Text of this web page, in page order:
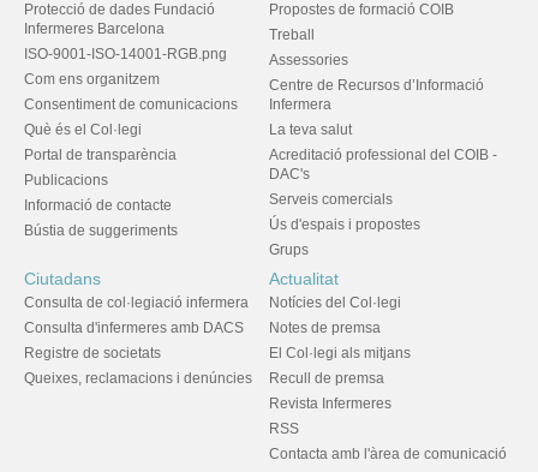
Protecció de dades Fundació
Infermeres Barcelona
ISO-9001-ISO-14001-RGB.png
Com ens organitzem
Consentiment de comunicacions
Què és el Col·legi
Portal de transparència
Publicacions
Informació de contacte
Bústia de suggeriments
Propostes de formació COIB
Treball
Assessories
Centre de Recursos d’Informació
Infermera
La teva salut
Acreditació professional del COIB -
DAC's
Serveis comercials
Ús d'espais i propostes
Grups
Ciutadans
Consulta de col·legiació infermera
Consulta d'infermeres amb DACS
Registre de societats
Queixes, reclamacions i denúncies
Actualitat
Notícies del Col·legi
Notes de premsa
El Col·legi als mitjans
Recull de premsa
Revista Infermeres
RSS
Contacta amb l'àrea de comunicació